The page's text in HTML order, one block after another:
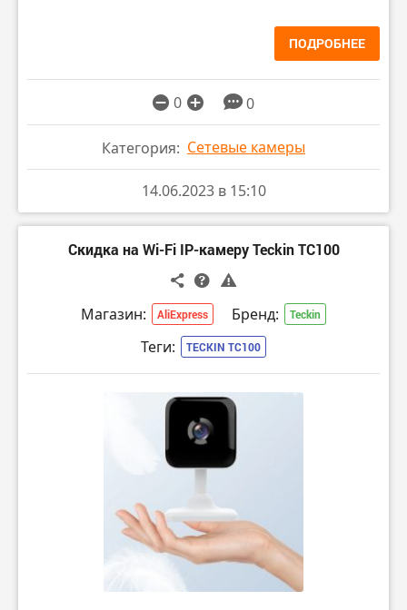
ПОДРОБНЕЕ
0 0
Категория: Сетевые камеры
14.06.2023 в 15:10
Скидка на Wi-Fi IP-камеру Teckin TC100
Магазин: AliExpress Бренд: Teckin
Теги: TECKIN TC100